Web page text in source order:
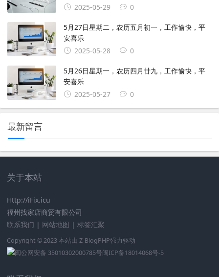
2025-05-29
0
5月27日星期二，农历五月初一，工作愉快，平
安喜乐
2025-05-28
0
5月26日星期一，农历四月廿九，工作愉快，平
安喜乐
2025-05-27
0
最新留言
关于本站
Http://iFix.icu
福州找家店商贸有限公司
联系我们 | 网站地图 | 标签汇聚
Copyright © 2023 本站由 Z-BlogPHP强力驱动
闽公网安备 35010302000785号闽ICP备18014068号-5